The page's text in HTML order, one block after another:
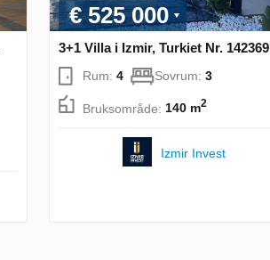
€ 525 000
3+1 Villa i Izmir, Turkiet Nr. 142369
Rum: 4 Sovrum: 3
Bruksområde: 140 m2
Izmir Invest